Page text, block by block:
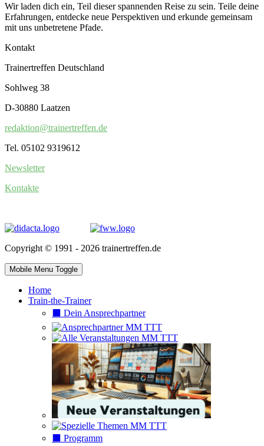
Wir laden dich ein, Teil dieser spannenden Reise zu sein. Teile deine
Erfahrungen, entdecke neue Perspektiven und erkunde gemeinsam
mit uns unbetretene Pfade.
Kontakt
Trainertreffen Deutschland
Sohlweg 38
D-30880 Laatzen
redaktion@trainertreffen.de
Tel. 05102 9319612
Newsletter
Kontakte
Copyright © 1991 - 2026 trainertreffen.de
Mobile Menu Toggle
Home
Train-the-Trainer
⬛️ Dein Ansprechpartner
⬛️ Programm